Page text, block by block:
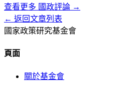
查看更多 國政評論 →
← 返回文章列表
國家政策研究基金會
頁面
關於基金會